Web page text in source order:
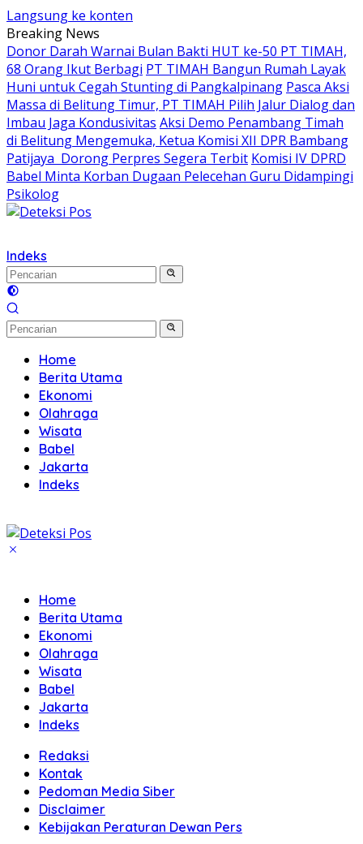
Langsung ke konten
Breaking News
Donor Darah Warnai Bulan Bakti HUT ke-50 PT TIMAH,
68 Orang Ikut Berbagi PT TIMAH Bangun Rumah Layak
Huni untuk Cegah Stunting di Pangkalpinang Pasca Aksi
Massa di Belitung Timur, PT TIMAH Pilih Jalur Dialog dan
Imbau Jaga Kondusivitas Aksi Demo Penambang Timah
di Belitung Mengemuka, Ketua Komisi XII DPR Bambang
Patijaya Dorong Perpres Segera Terbit Komisi IV DPRD
Babel Minta Korban Dugaan Pelecehan Guru Didampingi
Psikolog
Indeks
Home
Berita Utama
Ekonomi
Olahraga
Wisata
Babel
Jakarta
Indeks
Home
Berita Utama
Ekonomi
Olahraga
Wisata
Babel
Jakarta
Indeks
Redaksi
Kontak
Pedoman Media Siber
Disclaimer
Kebijakan Peraturan Dewan Pers